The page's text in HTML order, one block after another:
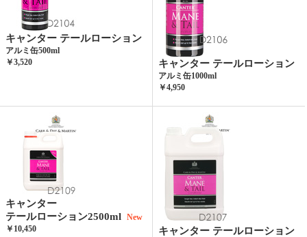
キャンター テールローション
アルミ缶500ml
￥3,520
キャンター テールローション
アルミ缶1000ml
￥4,950
キャンター
テールローション2500ml New
￥10,450
キャンター テールローション